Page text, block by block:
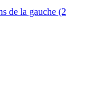
de la gauche (2